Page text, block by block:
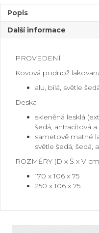
Popis
Další informace
PROVEDENÍ
Kovová podnož
alu, bílá, světle
Deska
skleněná lesklá
šedá, antracitová a
sametově matné
světle šedá, šedá,
ROZMĚRY (D x Š x V
170 x 106 x 75
250 x 106 x 75